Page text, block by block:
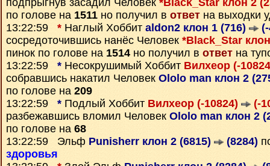
подпрыгнув засадил Человек *Black_Star клон 2
по голове на 1511 но получил в ответ на выходки
13:22:59 * Наглый Хоббит aldon2 клон 1 (716)
сосредоточившись нанёс Человек *Black_Star
пинок по голове на 1514 но получил в ответ на
13:22:59 * Несокрушимый Хоббит Вилхеор (-
собравшись накатил Человек Ololo man клон 2
по голове на 209
13:22:59 * Подлый Хоббит Вилхеор (-10824)
(-
разбежавшись вломил Человек Ololo man клон 2
по голове на 68
13:22:59 Эльф Punisherr клон 2 (6815) (8284)
здоровья